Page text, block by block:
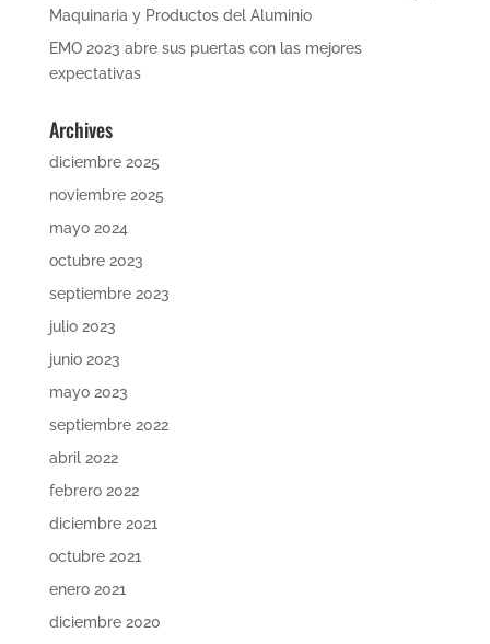
Maquinaria y Productos del Aluminio
EMO 2023 abre sus puertas con las mejores
expectativas
Archives
diciembre 2025
noviembre 2025
mayo 2024
octubre 2023
septiembre 2023
julio 2023
junio 2023
mayo 2023
septiembre 2022
abril 2022
febrero 2022
diciembre 2021
octubre 2021
enero 2021
diciembre 2020